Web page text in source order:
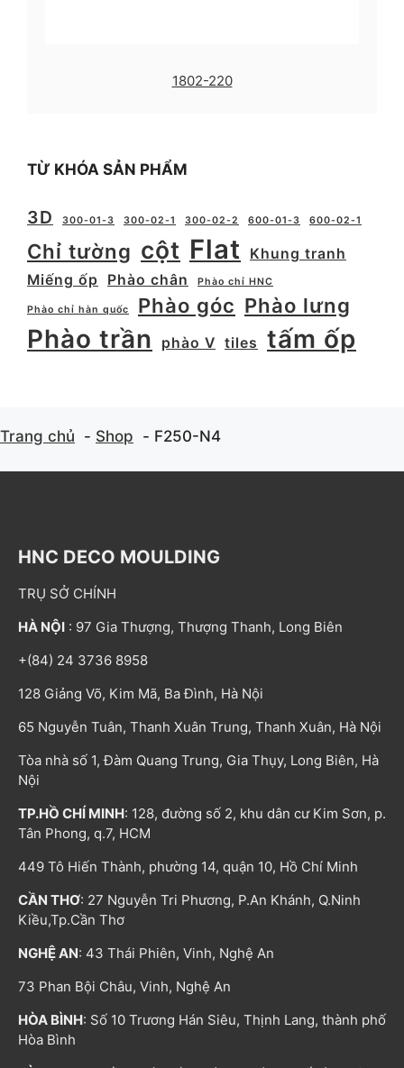
1802-220
TỪ KHÓA SẢN PHẨM
3D 300-01-3 300-02-1 300-02-2 600-01-3 600-02-1
Chỉ tường cột Flat
Khung tranh
Miếng ốp
Phào chân Phào chỉ HNC
Phào chỉ hàn quốc Phào góc Phào lưng
Phào trần phào V tiles tấm ốp
Trang chủ Shop F250-N4
HNC DECO MOULDING
TRỤ SỞ CHÍNH
HÀ NỘI : 97 Gia Thượng, Thượng Thanh, Long Biên
+(84) 24 3736 8958
128 Giảng Võ, Kim Mã, Ba Đình, Hà Nội
65 Nguyễn Tuân, Thanh Xuân Trung, Thanh Xuân, Hà Nội
Tòa nhà số 1, Đàm Quang Trung, Gia Thụy, Long Biên, Hà
Nội
TP.HỒ CHÍ MINH: 128, đường số 2, khu dân cư Kim Sơn, p.
Tân Phong, q.7, HCM
449 Tô Hiến Thành, phường 14, quận 10, Hồ Chí Minh
CẦN THƠ: 27 Nguyễn Tri Phương, P.An Khánh, Q.Ninh
Kiều,Tp.Cần Thơ
NGHỆ AN: 43 Thái Phiên, Vinh, Nghệ An
73 Phan Bội Châu, Vinh, Nghệ An
HÒA BÌNH: Số 10 Trương Hán Siêu, Thịnh Lang, thành phố
Hòa Bình